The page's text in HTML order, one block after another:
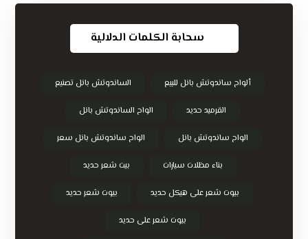
سحابة الكلمات الدلالية
ألواح ساندوتش بانل للبيع الساندوتش بانل تصنيع
القرميد حديد الواح الساندوتش بانل
الواح ساندوتش بانل الواح ساندوتش بانل سعر
بناء مظلات سيارات بيت شعر حديد
بيوت شعر على هيكل حديد بيوت شعر حديد
بيوت شعر على حديد